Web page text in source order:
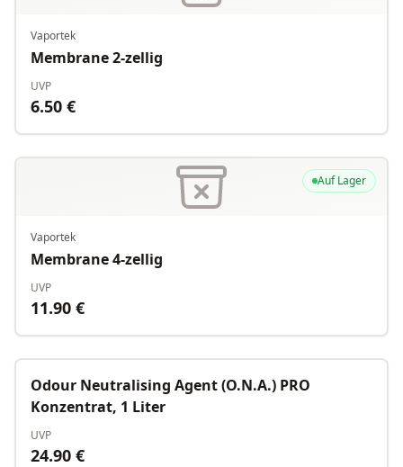
Vaportek
Membrane 2-zellig
UVP
6.50 €
Auf Lager
Vaportek
Membrane 4-zellig
UVP
11.90 €
Odour Neutralising Agent (O.N.A.) PRO
Konzentrat, 1 Liter
UVP
24.90 €